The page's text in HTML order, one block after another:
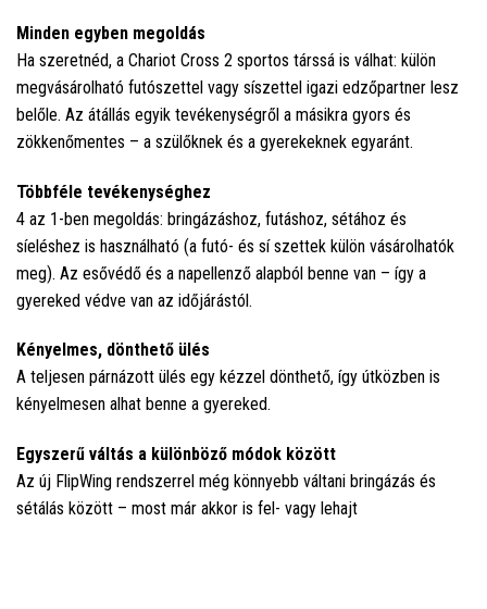
Minden egyben megoldás
Ha szeretnéd, a Chariot Cross 2 sportos társsá is válhat: külön
megvásárolható futószettel vagy síszettel igazi edzőpartner lesz
belőle. Az átállás egyik tevékenységről a másikra gyors és
zökkenőmentes – a szülőknek és a gyerekeknek egyaránt.
Többféle tevékenységhez
4 az 1-ben megoldás: bringázáshoz, futáshoz, sétához és
síeléshez is használható (a futó- és sí szettek külön vásárolhatók
meg). Az esővédő és a napellenző alapból benne van – így a
gyereked védve van az időjárástól.
Kényelmes, dönthető ülés
A teljesen párnázott ülés egy kézzel dönthető, így útközben is
kényelmesen alhat benne a gyereked.
Egyszerű váltás a különböző módok között
Az új FlipWing rendszerrel még könnyebb váltani bringázás és
sétálás között – most már akkor is fel- vagy lehajt